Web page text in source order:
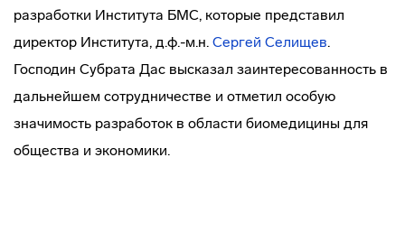
разработки Института БМС, которые представил
директор Института, д.ф.-м.н. Сергей Селищев.
Господин Субрата Дас высказал заинтересованность в
дальнейшем сотрудничестве и отметил особую
значимость разработок в области биомедицины для
общества и экономики.